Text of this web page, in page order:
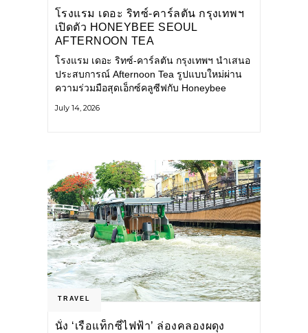
โรงแรม เดอะ ริทซ์-คาร์ลตัน กรุงเทพฯ
เปิดตัว HONEYBEE SEOUL
AFTERNOON TEA
COLLABORATION ณ คาเลโอ
(CALEŌ) ชวนสัมผัสเสน่ห์ของขนม
หวานร่วมสมัยจากกรุงโซล
โรงแรม เดอะ ริทซ์-คาร์ลตัน กรุงเทพฯ นำเสนอ
ประสบการณ์ Afternoon Tea รูปแบบใหม่ผ่าน
ความร่วมมือสุดเอ็กซ์คลูซีฟกับ Honeybee
ดังจากกรุงโซล นำโดยเชฟอึนจอง
July 14, 2026
TRAVEL
นั่ง ‘เรือแท็กซี่ไฟฟ้า’ ล่องคลองผดุง